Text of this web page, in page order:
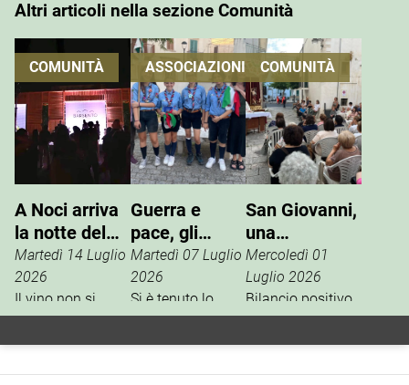
Altri articoli nella sezione Comunità
COMUNITÀ
A Noci arriva
la notte del
vino che si
vive
Martedì 14 Luglio
2026
Il vino non si
degusta. Si vive.
È questo il
ASSOCIAZIONI
Guerra e
pace, gli
Scout
incontrano
l’ANPI
Martedì 07 Luglio
2026
Si è tenuto lo
scorso 27 giugno
un incontro tra
COMUNITÀ
San Giovanni,
una
tradizione che
si rinnova
Mercoledì 01
Luglio 2026
Bilancio positivo,
la scorsa
settimana, per i